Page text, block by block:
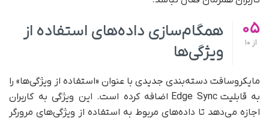
05
از
همگام‌سازی داده‌های استفاده از
ویژگی‌ها
مایکروسافت دسته‌بندی جدیدی با عنوان «استفاده از ویژگی‌ها» را
به قابلیت Edge Sync اضافه کرده است. این ویژگی به کاربران
اجازه می‌دهد تا داده‌های مربوط به استفاده از ویژگی‌های مرورگر